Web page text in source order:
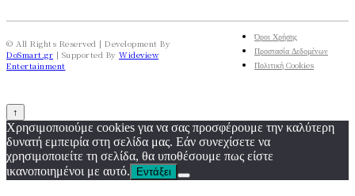
© All Rights Reserved | Development By
DoSmart.gr | Supported By Wideview
Entertainment
Όροι Χρήσης
Προστασία Δεδομένων
Πολιτική Cookies
↑
Χρησιμοποιούμε cookies για να σας προσφέρουμε την καλύτερη
δυνατή εμπειρία στη σελίδα μας. Εάν συνεχίσετε να
χρησιμοποιείτε τη σελίδα, θα υποθέσουμε πως είστε
ικανοποιημένοι με αυτό.
Εντάξει